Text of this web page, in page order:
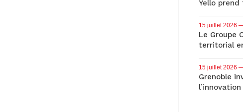
Yello prend
15 juillet 2026 —
Le Groupe
territorial
15 juillet 2026
Grenoble